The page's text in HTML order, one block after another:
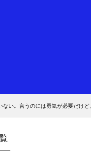
ない。言うのには勇気が必要だけ